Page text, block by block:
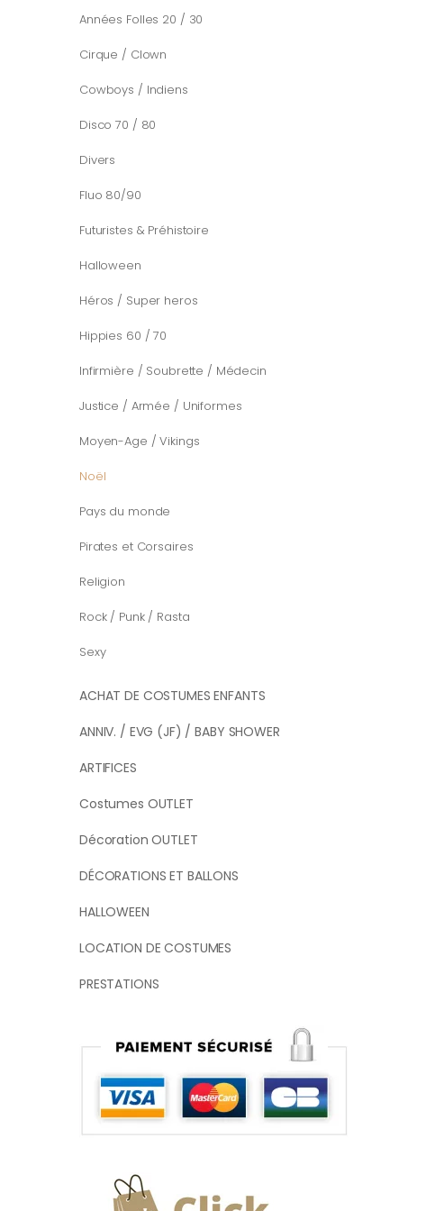
Années Folles 20 / 30
Cirque / Clown
Cowboys / Indiens
Disco 70 / 80
Divers
Fluo 80/90
Futuristes & Préhistoire
Halloween
Héros / Super heros
Hippies 60 / 70
Infirmière / Soubrette / Médecin
Justice / Armée / Uniformes
Moyen-Age / Vikings
Noël
Pays du monde
Pirates et Corsaires
Religion
Rock / Punk / Rasta
Sexy
ACHAT DE COSTUMES ENFANTS
ANNIV. / EVG (JF) / BABY SHOWER
ARTIFICES
Costumes OUTLET
Décoration OUTLET
DÉCORATIONS ET BALLONS
HALLOWEEN
LOCATION DE COSTUMES
PRESTATIONS